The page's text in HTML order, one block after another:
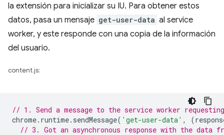
la extensión para inicializar su IU. Para obtener estos
datos, pasa un mensaje get-user-data al service
worker, y este responde con una copia de la información
del usuario.
content.js:
// 1. Send a message to the service worker
chrome. runtime. sendMessage( 'get-user-data' , (
// 3. Got an asynchronous response with the data